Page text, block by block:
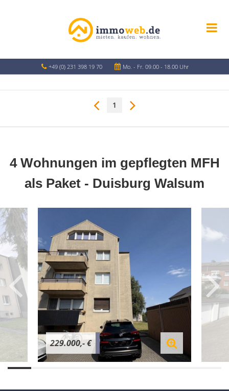
+49 (0) 231 398 19 70 Mo. - Fr. 09.00 - 18.00 Uhr
1
4 Wohnungen im gepflegten MFH
als Paket - Duisburg Walsum
229.000,- €